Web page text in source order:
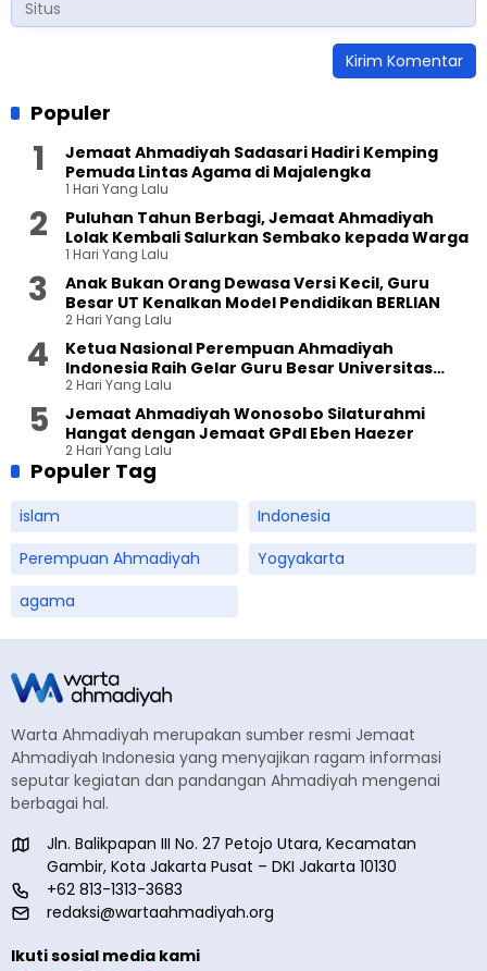
Populer
Jemaat Ahmadiyah Sadasari Hadiri Kemping
Pemuda Lintas Agama di Majalengka
1 Hari Yang Lalu
Puluhan Tahun Berbagi, Jemaat Ahmadiyah
Lolak Kembali Salurkan Sembako kepada Warga
1 Hari Yang Lalu
Anak Bukan Orang Dewasa Versi Kecil, Guru
Besar UT Kenalkan Model Pendidikan BERLIAN
2 Hari Yang Lalu
Ketua Nasional Perempuan Ahmadiyah
Indonesia Raih Gelar Guru Besar Universitas
Terbuka
2 Hari Yang Lalu
Jemaat Ahmadiyah Wonosobo Silaturahmi
Hangat dengan Jemaat GPdI Eben Haezer
2 Hari Yang Lalu
Populer Tag
islam
Indonesia
Perempuan Ahmadiyah
Yogyakarta
agama
Warta Ahmadiyah merupakan sumber resmi Jemaat
Ahmadiyah Indonesia yang menyajikan ragam informasi
seputar kegiatan dan pandangan Ahmadiyah mengenai
berbagai hal.
Jln. Balikpapan III No. 27 Petojo Utara, Kecamatan
Gambir, Kota Jakarta Pusat – DKI Jakarta 10130
+62 813-1313-3683
redaksi@wartaahmadiyah.org
Ikuti sosial media kami